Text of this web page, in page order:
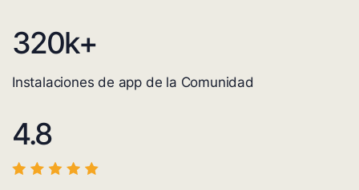
320k+
Instalaciones de app de la Comunidad
4.8